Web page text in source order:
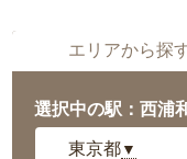
エリアから探
選択中の駅：西浦
東京都▼